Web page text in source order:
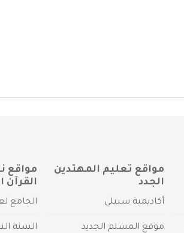
مواقع تعليم المهتدين
الجدد
أكاديمية سبيلي
موقع المسلم الجديد
مواقع
القرآن
الجامع
السنة